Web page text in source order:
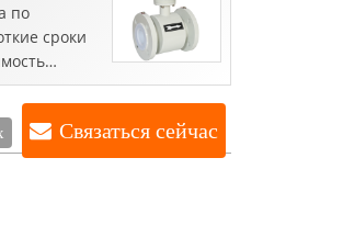
по
сроки
в
Связаться сейчас